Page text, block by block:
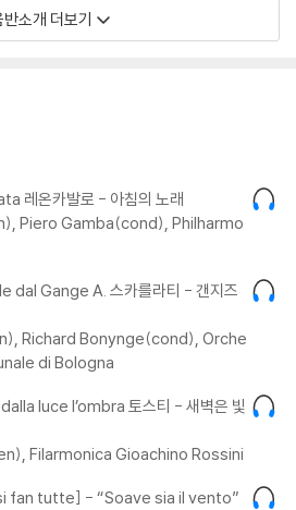
에는 슈베르트 ‘밤과 꿈’, 푸치니 ‘별은 빛
곡들을 선정했다.
반소개 더보기
레온카발로 - 아침의 노래
Piero Gamba(cond), Philharmo
dal Gange A. 스카를라티 - 갠지즈
Richard Bonynge(cond), Orche
di Bologna
luce l’ombra 토스티 - 새벽은 빛
Filarmonica Gioachino Rossini
fan tutte] - “Soave sia il vento”